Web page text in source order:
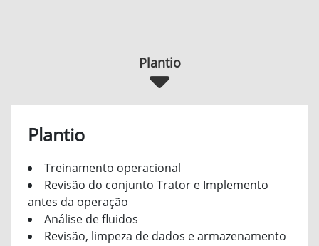
Plantio
Plantio
Treinamento operacional
Revisão do conjunto Trator e Implemento
antes da operação
Análise de fluidos
Revisão, limpeza de dados e armazenamento